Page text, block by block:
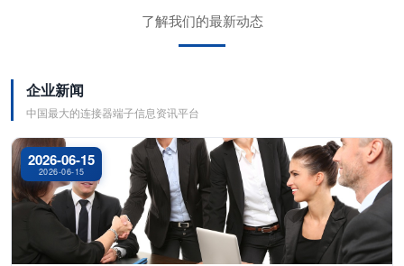
了解我们的最新动态
企业新闻
中国最大的连接器端子信息资讯平台
2026-06-15
2026-06-15